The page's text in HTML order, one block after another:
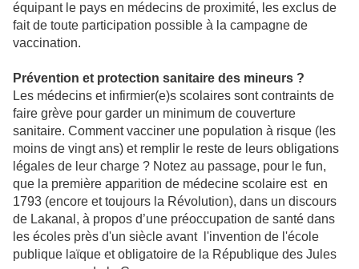
équipant le pays en médecins de proximité, les exclus de
fait de toute participation possible à la campagne de
vaccination.
Prévention et protection sanitaire des mineurs ?
Les médecins et infirmier(e)s scolaires sont contraints de
faire grève pour garder un minimum de couverture
sanitaire. Comment vacciner une population à risque (les
moins de vingt ans) et remplir le reste de leurs obligations
légales de leur charge ? Notez au passage, pour le fun,
que la première apparition de médecine scolaire est en
1793 (encore et toujours la Révolution), dans un discours
de Lakanal, à propos d’une préoccupation de santé dans
les écoles près d'un siècle avant l'invention de l'école
publique laïque et obligatoire de la République des Jules